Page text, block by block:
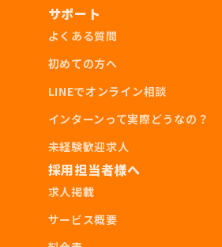
サポート
よくある質問
初めての方へ
LINEでオンライン相談
インターンって実際どうなの？
未経験歓迎求人
採用担当者様へ
求人掲載
サービス概要